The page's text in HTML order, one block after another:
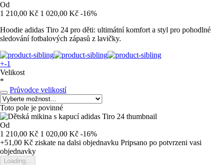
Od
1 210,00 Kč 1 020,00 Kč -16%
Hoodie adidas Tiro 24 pro děti: ultimátní komfort a styl pro pohodlné
sledování fotbalových zápasů z lavičky.
+-1
Velikost
*
Průvodce velikostí
Toto pole je povinné
Od
1 210,00 Kč 1 020,00 Kč -16%
+51,00 Kč ziskate na dalsi objednavku Pripsano po potvrzeni vasi
objednavky
Loading...